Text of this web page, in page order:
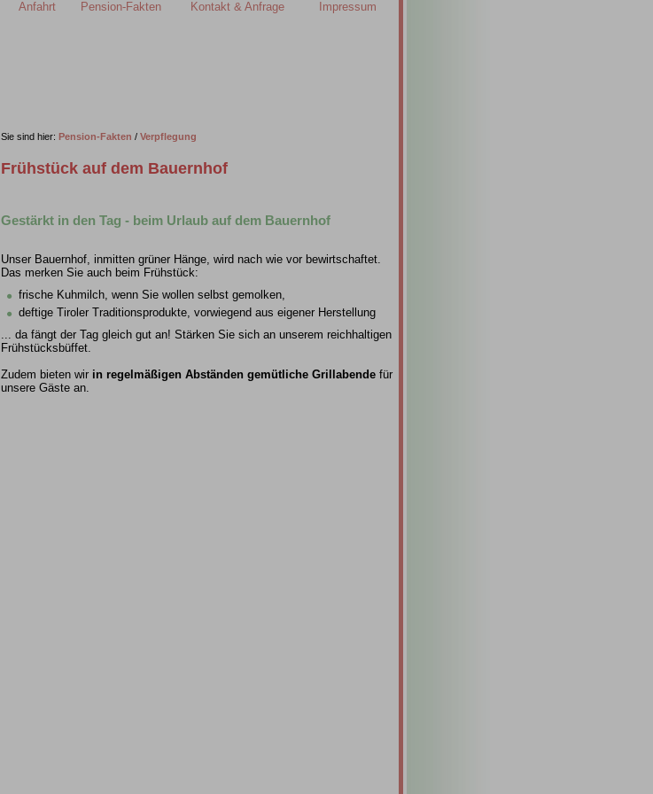
Anfahrt Pension-Fakten Kontakt & Anfrage Impressum
Sie sind hier: Pension-Fakten / Verpflegung
Frühstück auf dem Bauernhof
Gestärkt in den Tag - beim Urlaub auf dem Bauernhof
Unser Bauernhof, inmitten grüner Hänge, wird nach wie vor bewirtschaftet.
Das merken Sie auch beim Frühstück:
frische Kuhmilch, wenn Sie wollen selbst gemolken,
deftige Tiroler Traditionsprodukte, vorwiegend aus eigener Herstellung
... da fängt der Tag gleich gut an! Stärken Sie sich an unserem reichhaltigen
Frühstücksbüffet.
Zudem bieten wir in regelmäßigen Abständen gemütliche Grillabende für
unsere Gäste an.